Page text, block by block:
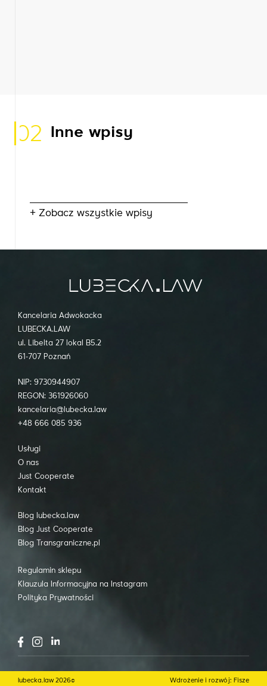
02 Inne wpisy
+ Zobacz wszystkie wpisy
Kancelaria Adwokacka
LUBECKA.LAW
ul. Libelta 27 lokal B5.2
61-707 Poznań
NIP: 9730944907
REGON: 361926060
kancelaria@lubecka.law
+48 666 085 936
Usługi
O nas
Just Cooperate
Kontakt
Blog lubecka.law
Blog Just Cooperate
Blog Transgraniczne.pl
Regulamin sklepu
Klauzula Informacyjna na Instagram
Polityka Prywatności
lubecka.law 2026© Wdrożenie i rozwój: Fisze